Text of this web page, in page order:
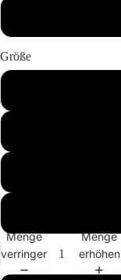
Größe
Menge
verringern
Menge
erhöhen